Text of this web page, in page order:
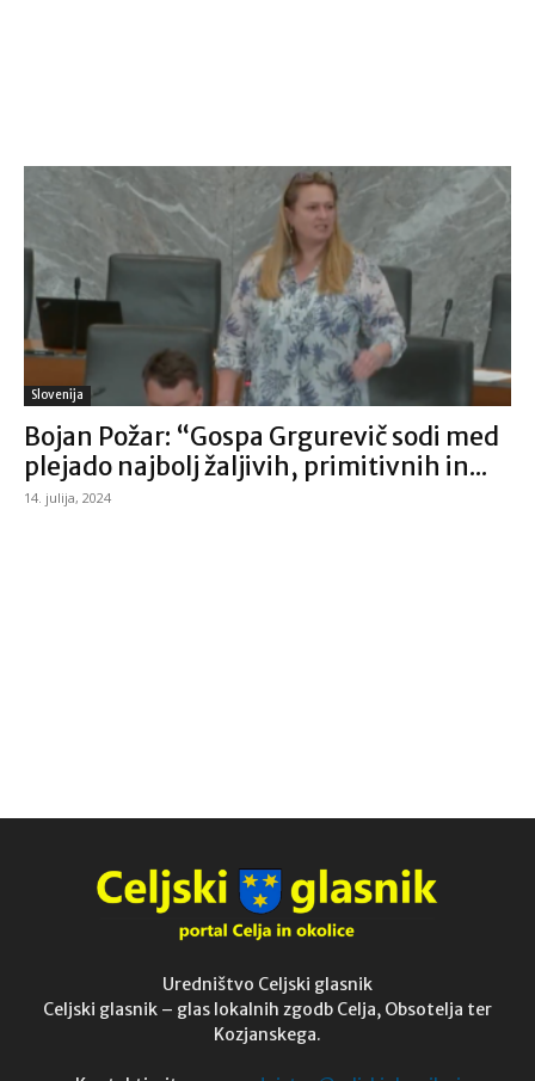
Slovenija
Bojan Požar: “Gospa Grgurevič sodi med
plejado najbolj žaljivih, primitivnih in...
14. julija, 2024
Uredništvo Celjski glasnik
Celjski glasnik – glas lokalnih zgodb Celja, Obsotelja ter
Kozjanskega.